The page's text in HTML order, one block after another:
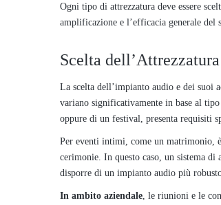
Ogni tipo di attrezzatura deve essere
amplificazione e l’efficacia generale del
Scelta
La scelta dell’impianto audio e dei suoi
variano significativamente in base al
oppure di un festival, presenta requisiti
Per eventi intimi, come un matrimonio,
cerimonie. In questo caso, un sistema
disporre di un impianto audio più
In ambito aziendale , le riunioni e le